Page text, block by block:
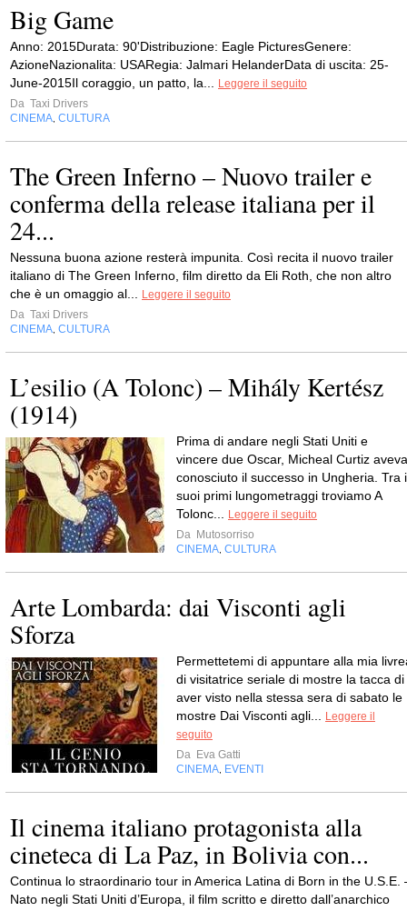
Big Game
Anno: 2015Durata: 90'Distribuzione: Eagle PicturesGenere:
AzioneNazionalita: USARegia: Jalmari HelanderData di uscita: 25-
June-2015Il coraggio, un patto, la...
Leggere il seguito
Da Taxi Drivers
CINEMA CULTURA
The Green Inferno – Nuovo trailer e
conferma della release italiana per il
24...
Nessuna buona azione resterà impunita. Così recita il nuovo trailer
italiano di The Green Inferno, film diretto da Eli Roth, che non altro
che è un omaggio al...
Leggere il seguito
Da Taxi Drivers
CINEMA CULTURA
L’esilio (A Tolonc) – Mihály Kertész
(1914)
Prima di andare negli Stati Uniti e
vincere due Oscar, Micheal Curtiz aveva
conosciuto il successo in Ungheria. Tra i
suoi primi lungometraggi troviamo A
Tolonc...
Leggere il seguito
Da Mutosorriso
CINEMA CULTURA
Arte Lombarda: dai Visconti agli
Sforza
Permettetemi di appuntare alla mia
di visitatrice seriale di mostre la tacca di
aver visto nella stessa sera di sabato le
mostre Dai Visconti agli...
Leggere il
seguito
Da Eva Gatti
CINEMA EVENTI
Il cinema italiano protagonista alla
cineteca di La Paz, in Bolivia con...
Continua lo straordinario tour in America Latina di Born in the U.S.E.
Nato negli Stati Uniti d’Europa, il film scritto e diretto dall’anarchico